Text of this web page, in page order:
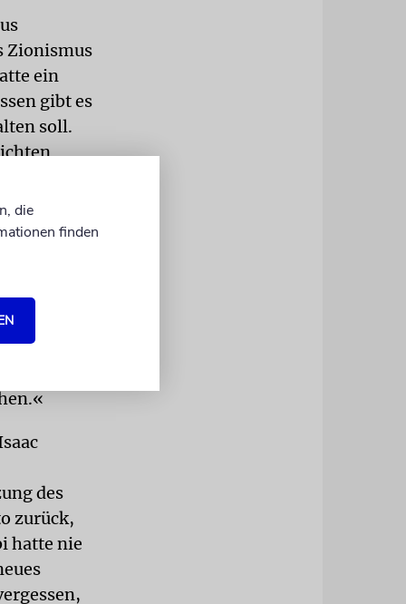
Zionismus
ein
gibt es
soll.
die für
erklärte,
des
zurück,
hatte nie
die
finden